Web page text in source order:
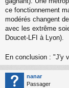
ce fonctionnement
modérés changent
avec les extrême
Doucet-LFI à Lyon).
En conclusion : "J'y
nanar
Passager